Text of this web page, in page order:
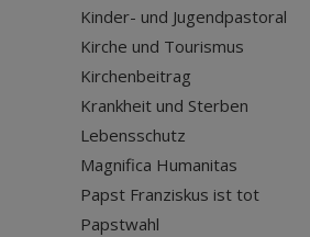
Kinder- und Jugendpastoral
Kirche und Tourismus
Kirchenbeitrag
Krankheit und Sterben
Lebensschutz
Magnifica Humanitas
Papst Franziskus ist tot
Papstwahl